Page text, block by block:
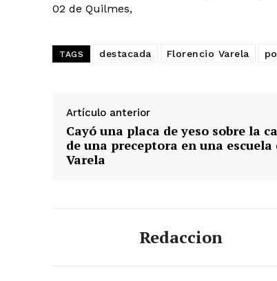
02 de Quilmes,
TAGS destacada Florencio Varela
Artículo anterior
Cayó una placa de yeso sobre la
de una preceptora en una escuela
Varela
Redaccion